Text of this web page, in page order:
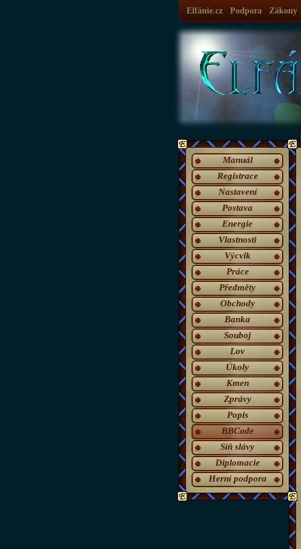
Elfánie.cz Podpora Zákony
Manuál
Registrace
Nastavení
Postava
Energie
Vlastnosti
Výcvik
Práce
Předměty
Obchody
Banka
Souboj
Lov
Úkoly
Kmen
Zprávy
Popis
BBCode
Síň slávy
Diplomacie
Herní podpora